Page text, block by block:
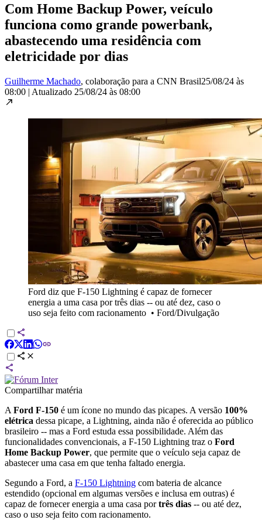
Com Home Backup Power, veículo
funciona como grande powerbank,
abastecendo uma residência com
eletricidade por dias
Guilherme Machado, colaboração para a CNN Brasil25/08/24 às
08:00 | Atualizado 25/08/24 às 08:00
Ford diz que F-150 Lightning é capaz de fornecer
energia a uma casa por três dias -- ou até dez, caso o
uso seja feito com racionamento • Ford/Divulgação
Compartilhar matéria
A Ford F-150 é um ícone no mundo das picapes. A versão 100%
elétrica dessa picape, a Lightning, ainda não é oferecida ao público
brasileiro -- mas a Ford estuda essa possibilidade. Além das
funcionalidades convencionais, a F-150 Lightning traz o Ford
Home Backup Power, que permite que o veículo seja capaz de
abastecer uma casa em que tenha faltado energia.
Segundo a Ford, a F-150 Lightning com bateria de alcance
estendido (opcional em algumas versões e inclusa em outras) é
capaz de fornecer energia a uma casa portrês dias -- ou até dez,
caso o uso seja feito com racionamento.